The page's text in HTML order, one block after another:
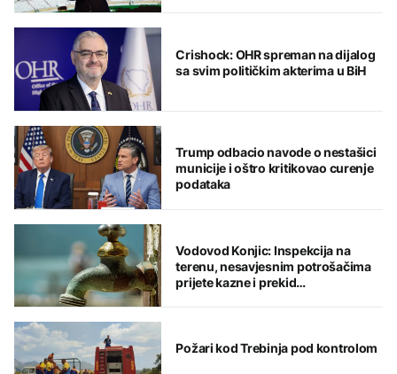
Crishock: OHR spreman na dijalog
sa svim političkim akterima u BiH
Trump odbacio navode o nestašici
municije i oštro kritikovao curenje
podataka
Vodovod Konjic: Inspekcija na
terenu, nesavjesnim potrošačima
prijete kazne i prekid
Požari kod Trebinja pod kontrolom